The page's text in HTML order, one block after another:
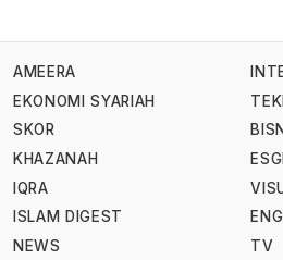
AMEERA
EKONOMI SYARIAH
SKOR
KHAZANAH
IQRA
ISLAM DIGEST
NEWS
TV